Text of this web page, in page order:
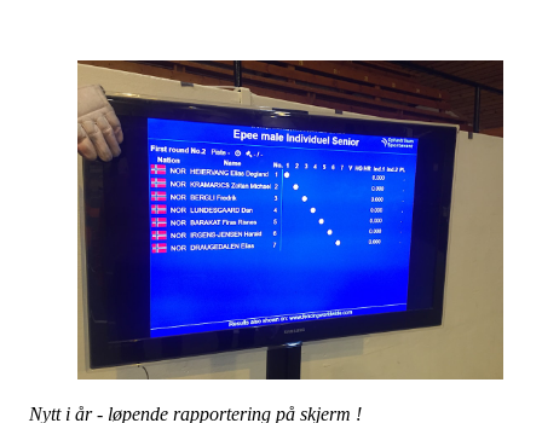
Nytt i år - løpende rapportering på skjerm !